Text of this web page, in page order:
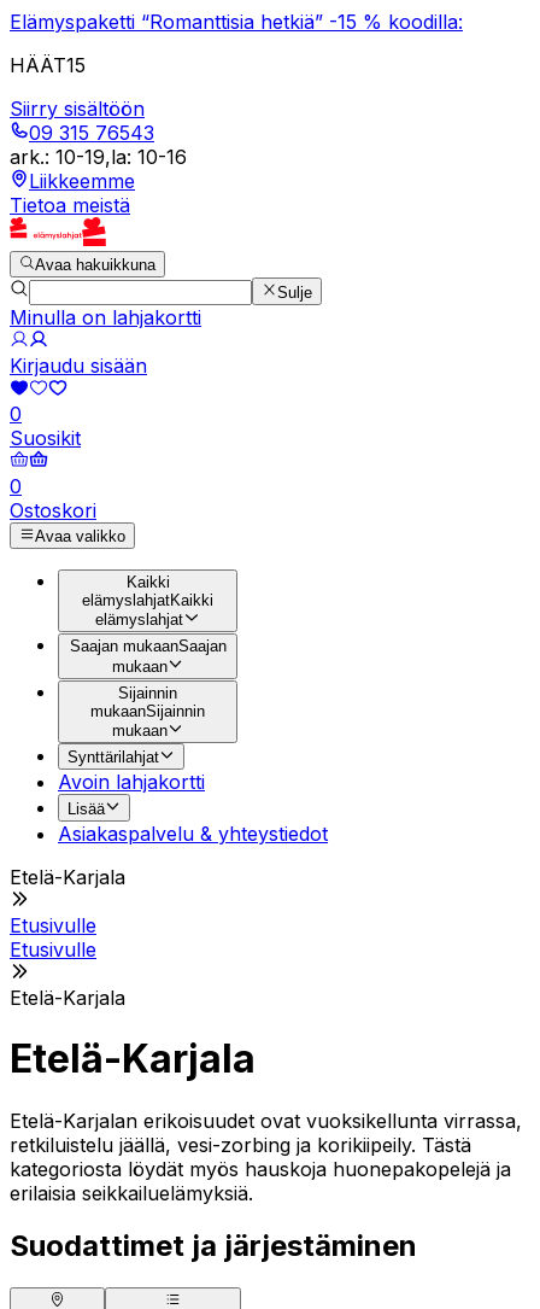
Elämyspaketti “Romanttisia hetkiä” -15 % koodilla:
HÄÄT15
Siirry sisältöön
09 315 76543
ark.: 10-19,la: 10-16
Liikkeemme
Tietoa meistä
Avaa hakuikkuna
Sulje
Minulla on lahjakortti
Kirjaudu sisään
0
Suosikit
0
Ostoskori
Avaa valikko
Kaikki
elämyslahjatKaikki
elämyslahjat
Saajan mukaanSaajan
mukaan
Sijainnin
mukaanSijainnin
mukaan
Synttärilahjat
Avoin lahjakortti
Lisää
Asiakaspalvelu & yhteystiedot
Etelä-Karjala
Etusivulle
Etusivulle
Etelä-Karjala
Etelä-Karjala
Etelä-Karjalan erikoisuudet ovat vuoksikellunta virrassa,
retkiluistelu jäällä, vesi-zorbing ja korikiipeily. Tästä
kategoriosta löydät myös hauskoja huonepakopelejä ja
erilaisia seikkailuelämyksiä.
Suodattimet ja järjestäminen